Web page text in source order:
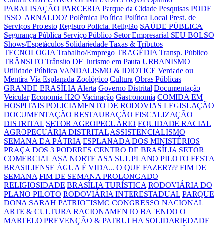
PARALISAÇÃO PARCERIA Parque da Cidade Pesquisas PODE
ISSO, ARNALDO? Polêmica Política Política Local Prest. de
Serviços Protesto Registro Policial Religião SAÚDE PÚBLICA
Segurança Pública Serviço Público Setor Empresarial SEU BOLSO
Shows/Espetáculos Solidariedade Taxas & Tributos
TECNOLOGIA Trabalho/Emprego TRAGÉDIA Transp. Público
TRÂNSITO Trânsito DF Turismo em Pauta URBANISMO
Utilidade Pública VANDALISMO & IDIOTICE Verdade ou
Mentira Via Esplanada Zoológico Cultura Obras Públicas
GRANDE BRASÍLIAAlerta Governo Distrital Documentação
Veicular Economia H2O Vacinação Gastronomia COMIDA EM
HOSPITAIS POLICIAMENTO DE RODOVIAS LEGISLAÇÃO
DOCUMENTAÇÃO RESTAURAÇÃO FISCALIZAÇÃO
DISTRITAL SETOR AGROPECUÁRIO EQUIDADE RACIAL
AGROPECUÁRIA DISTRITALASSISTENCIALISMO
SEMANA DA PÁTRIA ESPLANADA DOS MINISTÉRIOS
PRAÇA DOS 3 PODERES CENTRO DE BRASÍLIA SETOR
COMERCIALASA NORTE ASA SUL PLANO PILOTO FESTA
BRASILIENSE ÁGUA É VIDA... O QUE FAZER??? FIM DE
SEMANA FIM DE SEMANA PROLONGADO
RELIGIOSIDADE BRASÍLIA TURÍSTICA RODOVIÁRIA DO
PLANO PILOTO RODOVIÁRIA INTERESTADUAL PARQUE
DONA SARAH PATRIOTISMO CONGRESSO NACIONAL
ARTE & CULTURA RACIONAMENTO BATENDO O
MARTELO PREVENÇÃO & PATRULHA SOLIDARIEDADE